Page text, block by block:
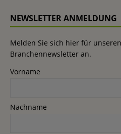
NEWSLETTER ANMELDUNG
Melden Sie sich hier für
Branchennewsletter an.
Vorname
Nachname